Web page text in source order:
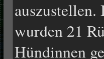
auszustellen.
wurden 21
Hündinnen